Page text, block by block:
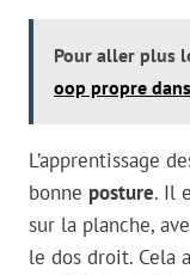
Pour aller plus
oop propre
L’apprentissage
bonne posture. Il
sur la planche,
le dos droit. Cela